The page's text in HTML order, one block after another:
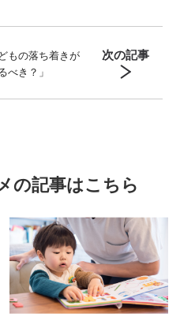
もの落ち着きが
べき？」
次の記事
の記事はこちら